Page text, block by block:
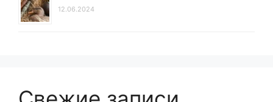
12.06.2024